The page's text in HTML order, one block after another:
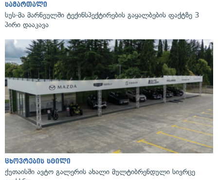
სამართალი
სუს-მა მარნეულში ტექინსპექტირების გაყალბების ფაქტზე 3
პირი დააკავა
ცხოვრების სტილი
ქუთაისში ავტო გალერის ახალი მულტიბრენდული სივრცე